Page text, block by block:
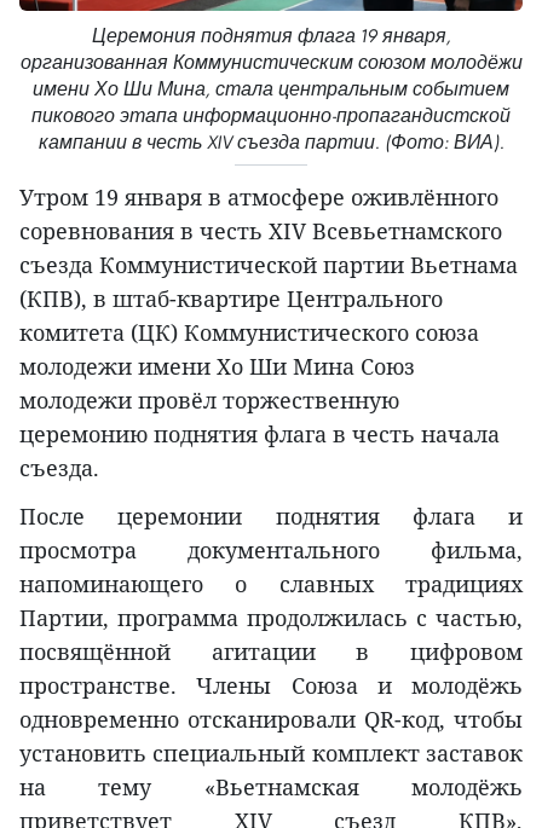
Церемония поднятия флага 19 января,
организованная Коммунистическим союзом молодёжи
имени Хо Ши Мина, стала центральным событием
пикового этапа информационно-пропагандистской
кампании в честь XIV съезда партии. (Фото: ВИА).
Утром 19 января в атмосфере оживлённого
соревнования в честь XIV Всевьетнамского
съезда Коммунистической партии Вьетнама
(КПВ), в штаб-квартире Центрального
комитета (ЦК) Коммунистического союза
молодежи имени Хо Ши Мина Союз
молодежи провёл торжественную
церемонию поднятия флага в честь начала
съезда.
После церемонии поднятия флага и
просмотра документального фильма,
напоминающего о славных традициях
Партии, программа продолжилась с частью,
посвящённой агитации в цифровом
пространстве. Члены Союза и молодёжь
одновременно отсканировали QR-код, чтобы
установить специальный комплект заставок
на тему «Вьетнамская молодёжь
приветствует XIV съезд КПВ»,